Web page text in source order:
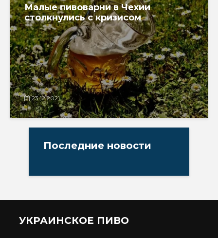
Малые пивоварни в Чехии
столкнулись с кризисом
23.12.2021
Последние новости
УКРАИНСКОЕ ПИВО